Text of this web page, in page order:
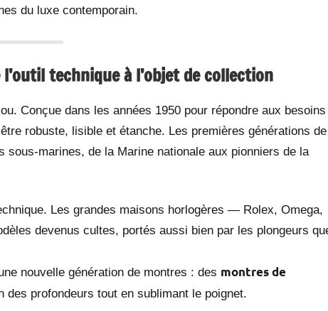
du luxe contemporain.
technique à l’objet de collection
Conçue dans les années 1950 pour répondre aux besoins
robuste, lisible et étanche. Les premières générations de
sous-marines, de la Marine nationale aux pionniers de la
Les grandes maisons horlogères — Rolex, Omega,
devenus cultes, portés aussi bien par les plongeurs
nouvelle génération de montres : des montres de
profondeurs tout en sublimant le poignet.